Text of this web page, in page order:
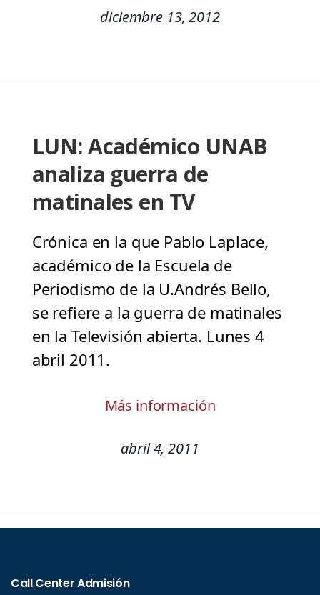
diciembre 13, 2012
LUN: Académico UNAB
analiza guerra de
matinales en TV
Crónica en la que Pablo Laplace,
académico de la Escuela de
Periodismo de la U.Andrés Bello,
se refiere a la guerra de matinales
en la Televisión abierta. Lunes 4
abril 2011.
Más información
abril 4, 2011